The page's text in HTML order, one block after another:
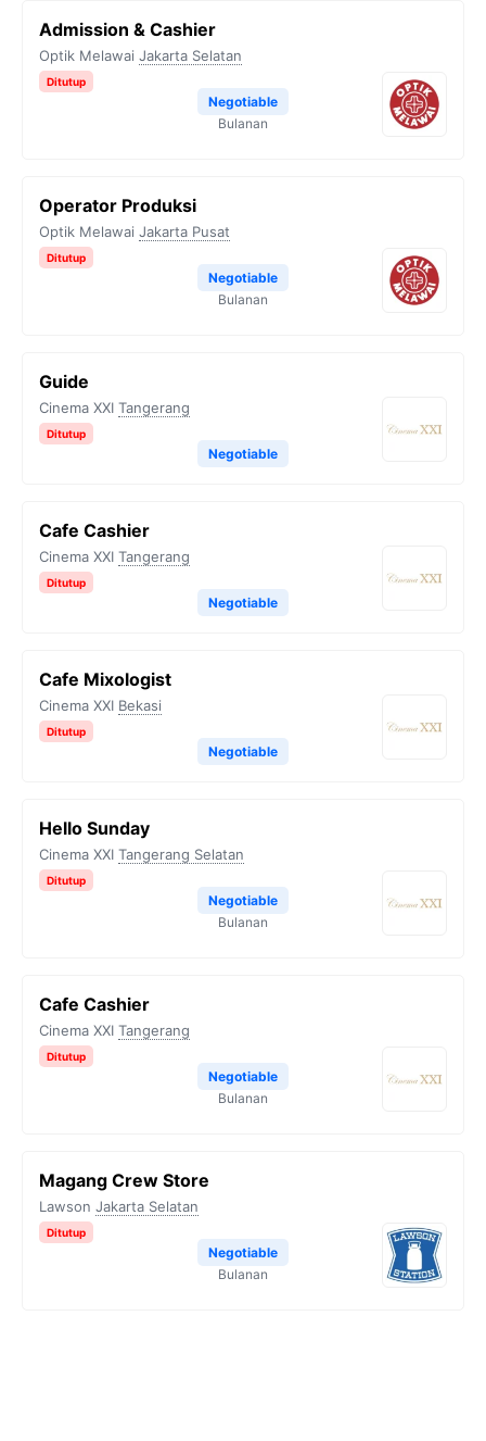
Admission & Cashier
Optik Melawai Jakarta Selatan
Ditutup
Negotiable
Bulanan
Operator Produksi
Optik Melawai Jakarta Pusat
Ditutup
Negotiable
Bulanan
Guide
Cinema XXI Tangerang
Ditutup
Negotiable
Cafe Cashier
Cinema XXI Tangerang
Ditutup
Negotiable
Cafe Mixologist
Cinema XXI Bekasi
Ditutup
Negotiable
Hello Sunday
Cinema XXI Tangerang Selatan
Ditutup
Negotiable
Bulanan
Cafe Cashier
Cinema XXI Tangerang
Ditutup
Negotiable
Bulanan
Magang Crew Store
Lawson Jakarta Selatan
Ditutup
Negotiable
Bulanan